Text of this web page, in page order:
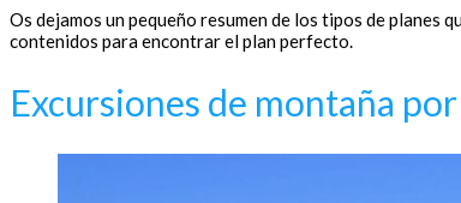
Os dejamos un pequeño resumen de los tipos de planes
contenidos para encontrar el plan perfecto.
Excursiones de montaña